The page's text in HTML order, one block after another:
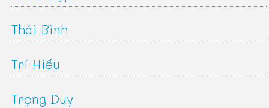
Thái Bình
Trí Hiếu
Trọng Duy